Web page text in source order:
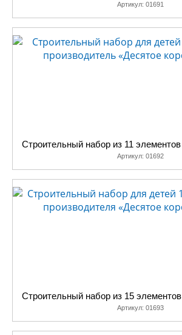
Артикул: 01691
Строительный набор из 11 элементов
Артикул: 01692
Строительный набор из 15 элементов
Артикул: 01693